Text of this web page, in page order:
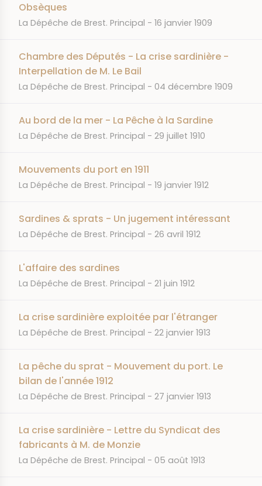
Obsèques
JOURNAL
La Dépêche de Brest. Principal DATE
16 janvier 1909
Chambre des Députés - La crise sardinière -
Interpellation de M. Le Bail
JOURNAL
La Dépêche de Brest. Principal DATE
04 décembre 1909
Au bord de la mer - La Pêche à la Sardine
JOURNAL
La Dépêche de Brest. Principal DATE
29 juillet 1910
Mouvements du port en 1911
JOURNAL
La Dépêche de Brest. Principal DATE
19 janvier 1912
Sardines & sprats - Un jugement intéressant
JOURNAL
La Dépêche de Brest. Principal DATE
26 avril 1912
L'affaire des sardines
JOURNAL
La Dépêche de Brest. Principal DATE
21 juin 1912
La crise sardinière exploitée par l'étranger
JOURNAL
La Dépêche de Brest. Principal DATE
22 janvier 1913
La pêche du sprat - Mouvement du port. Le
bilan de l'année 1912
JOURNAL
La Dépêche de Brest. Principal DATE
27 janvier 1913
La crise sardinière - Lettre du Syndicat des
fabricants à M. de Monzie
JOURNAL
La Dépêche de Brest. Principal DATE
05 août 1913